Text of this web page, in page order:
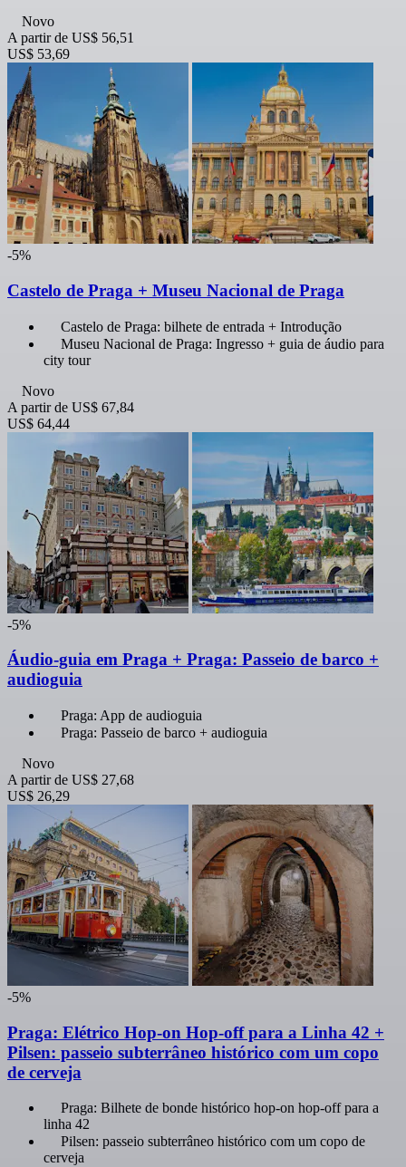
Novo
A partir de US$ 56,51
US$ 53,69
-5%
Castelo de Praga + Museu Nacional de Praga
Castelo de Praga: bilhete de entrada + Introdução
Museu Nacional de Praga: Ingresso + guia de áudio para
city tour
Novo
A partir de US$ 67,84
US$ 64,44
-5%
Áudio-guia em Praga + Praga: Passeio de barco +
audioguia
Praga: App de audioguia
Praga: Passeio de barco + audioguia
Novo
A partir de US$ 27,68
US$ 26,29
-5%
Praga: Elétrico Hop-on Hop-off para a Linha 42 +
Pilsen: passeio subterrâneo histórico com um copo
de cerveja
Praga: Bilhete de bonde histórico hop-on hop-off para a
linha 42
Pilsen: passeio subterrâneo histórico com um copo de
cerveja